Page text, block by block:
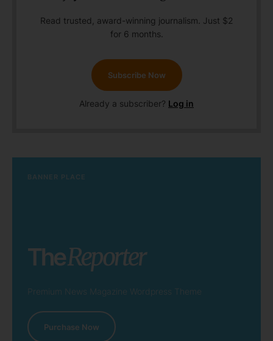
Read trusted, award-winning journalism. Just $2
for 6 months.
Subscribe Now
Already a subscriber? Log in
BANNER PLACE
Premium News Magazine Wordpress Theme
Purchase Now